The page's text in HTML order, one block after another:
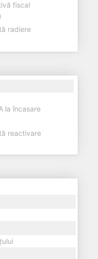
fiscal
radiere
la încasare
reactivare